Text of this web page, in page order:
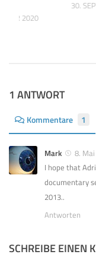
30.
2020
1 ANTWORT
Kommentare 1
Mark
8.
I hope that
documentary
2013..
Antworten
SCHREIBE EINEN